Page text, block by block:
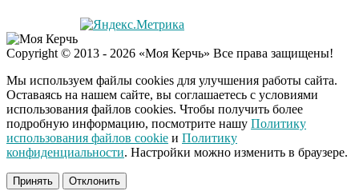
патриотизме
Плющенко отправляет
сына выступать за
Азербайджан
Copyright © 2013 - 2026 «Моя Керчь» Все права защищены!
Мы используем файлы cookies для улучшения работы сайта.
Оставаясь на нашем сайте, вы соглашаетесь с условиями
использования файлов cookies. Чтобы получить более
подробную информацию, посмотрите нашу Политику
использования файлов cookie и Политику
конфиденциальности. Настройки можно изменить в браузере.
Принять Отклонить